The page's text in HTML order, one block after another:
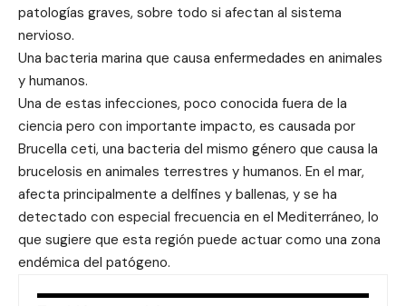
patologías graves, sobre todo si afectan al sistema
nervioso.
Una bacteria marina que causa enfermedades en animales
y humanos.
Una de estas infecciones, poco conocida fuera de la
ciencia pero con importante impacto, es causada por
Brucella ceti, una bacteria del mismo género que causa la
brucelosis en animales terrestres y humanos. En el mar,
afecta principalmente a delfines y ballenas, y se ha
detectado con especial frecuencia en el Mediterráneo, lo
que sugiere que esta región puede actuar como una zona
endémica del patógeno.